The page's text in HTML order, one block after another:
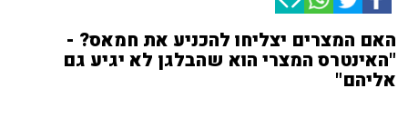
האם המצרים יצליחו להכניע את חמאס? -
"האינטרס המצרי הוא שהבלגן לא יגיע גם
אליהם"